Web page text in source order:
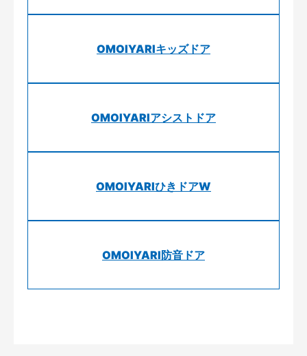
OMOIYARIキッズドア
OMOIYARIアシストドア
OMOIYARIひきドアW
OMOIYARI防音ドア